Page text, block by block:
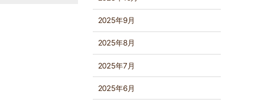
2025年9月
2025年8月
2025年7月
2025年6月